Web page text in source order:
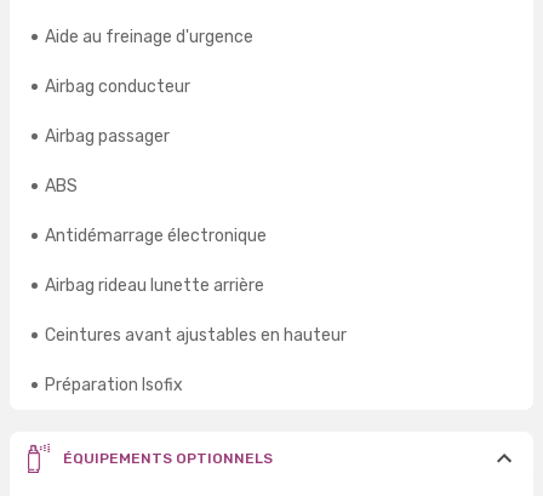
Aide au freinage d'urgence
Airbag conducteur
Airbag passager
ABS
Antidémarrage électronique
Airbag rideau lunette arrière
Ceintures avant ajustables en hauteur
Préparation Isofix
ÉQUIPEMENTS OPTIONNELS